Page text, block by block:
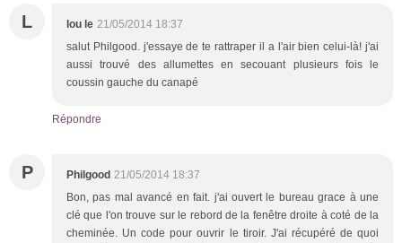
L lou le 21/05/2014 18:37
salut Philgood. j'essaye de te rattraper il a l'air bien celui-là! j'ai
aussi trouvé des allumettes en secouant plusieurs fois le
coussin gauche du canapé
Répondre
P Philgood 21/05/2014 18:37
Bon, pas mal avancé en fait. j'ai ouvert le bureau grace à une
clé que l'on trouve sur le rebord de la fenêtre droite à coté de la
cheminée. Un code pour ouvrir le tiroir. J'ai récupéré de quoi